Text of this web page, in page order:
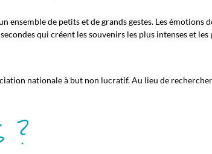
ensemble de petits et de grands gestes. Les
qui créent les souvenirs les plus intenses et les
nationale à but non lucratif. Au lieu de
?